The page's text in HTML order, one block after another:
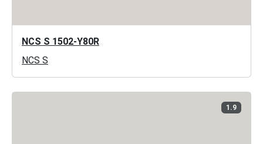
NCS S 1502-Y80R
NCS S
1.9